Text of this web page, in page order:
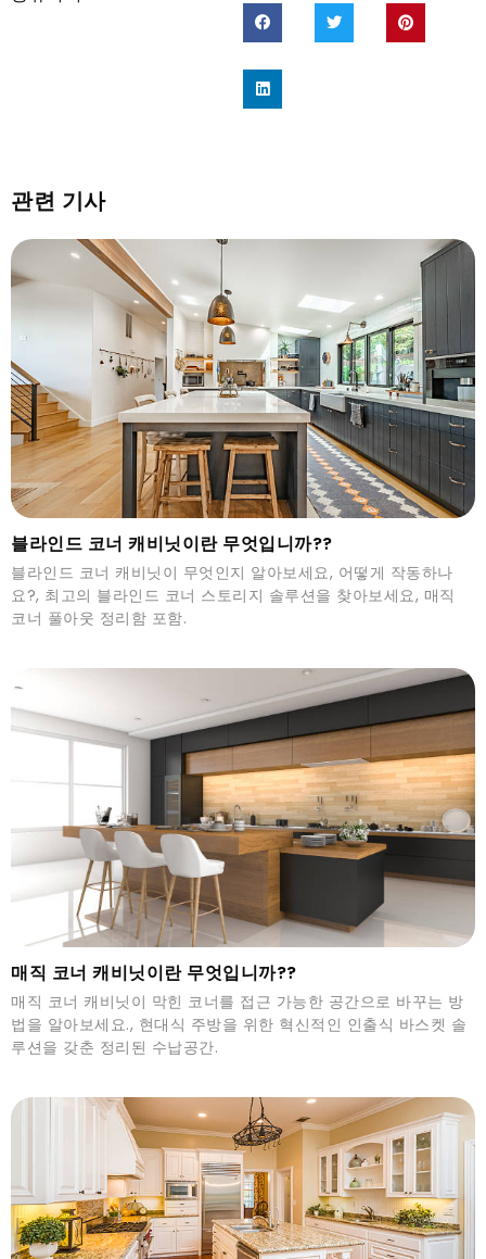
관련 기사
블라인드 코너 캐비닛이란 무엇입니까??
블라인드 코너 캐비닛이 무엇인지 알아보세요, 어떻게 작동하나
요?, 최고의 블라인드 코너 스토리지 솔루션을 찾아보세요, 매직
코너 풀아웃 정리함 포함.
매직 코너 캐비닛이란 무엇입니까??
매직 코너 캐비닛이 막힌 코너를 접근 가능한 공간으로 바꾸는 방
법을 알아보세요., 현대식 주방을 위한 혁신적인 인출식 바스켓 솔
루션을 갖춘 정리된 수납공간.